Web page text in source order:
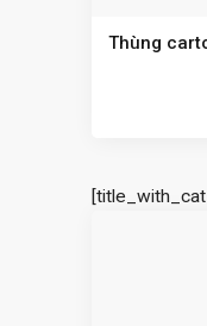
Thùng
[title_with_cat